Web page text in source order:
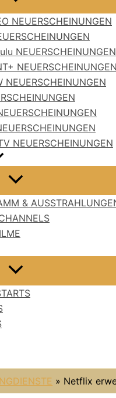
NEUERSCHEINUNGEN
NEUERSCHEINUNGEN
NEUERSCHEINUNGEN
NEUERSCHEINUNGEN
NEUERSCHEINUNGEN
&
Netflix